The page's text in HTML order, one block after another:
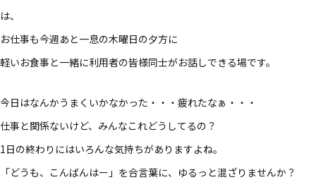
は、
お仕事も今週あと一息の木曜日の夕方に
軽いお食事と一緒に利用者の皆様同士がお話しできる場です。
今日はなんかうまくいかなかった・・・疲れたなぁ・・・
仕事と関係ないけど、みんなこれどうしてるの？
1日の終わりにはいろんな気持ちがありますよね。
「どうも、こんばんはー」を合言葉に、ゆるっと混ざりませんか？